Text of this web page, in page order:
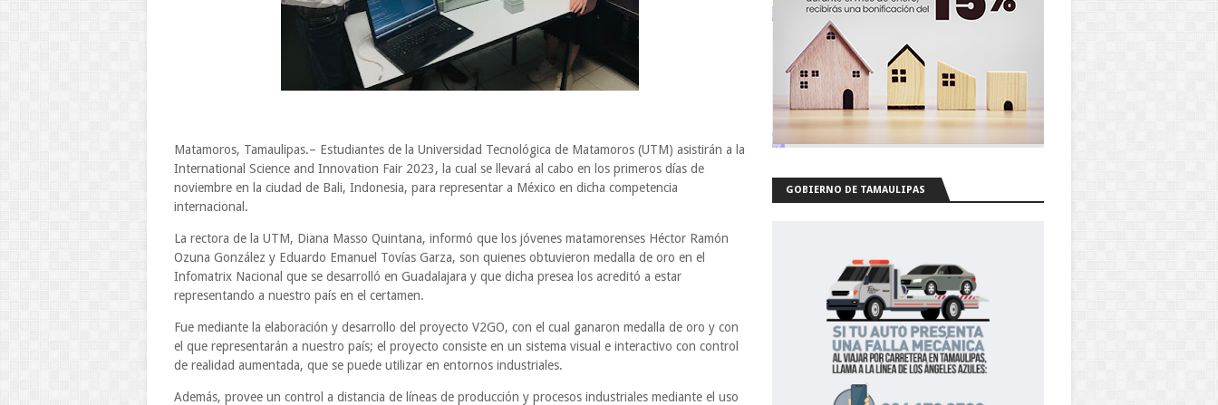
Matamoros, Tamaulipas.– Estudiantes de la Universidad Tecnológica de Matamoros (UTM) asistirán a la
International Science and Innovation Fair 2023, la cual se llevará al cabo en los primeros días de
noviembre en la ciudad de Bali, Indonesia, para representar a México en dicha competencia
internacional.
La rectora de la UTM, Diana Masso Quintana, informó que los jóvenes matamorenses Héctor Ramón
Ozuna González y Eduardo Emanuel Tovías Garza, son quienes obtuvieron medalla de oro en el
Infomatrix Nacional que se desarrolló en Guadalajara y que dicha presea los acreditó a estar
representando a nuestro país en el certamen.
Fue mediante la elaboración y desarrollo del proyecto V2GO, con el cual ganaron medalla de oro y con
el que representarán a nuestro país; el proyecto consiste en un sistema visual e interactivo con control
de realidad aumentada, que se puede utilizar en entornos industriales.
Además, provee un control a distancia de líneas de producción y procesos industriales mediante el uso
GOBIERNO DE TAMAULIPAS